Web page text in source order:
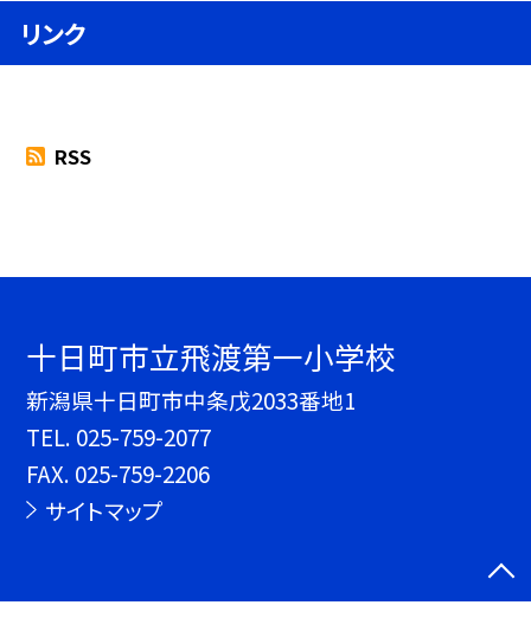
リンク
RSS
十日町市立飛渡第一小学校
新潟県十日町市中条戊2033番地1
TEL. 025-759-2077
FAX. 025-759-2206
サイトマップ